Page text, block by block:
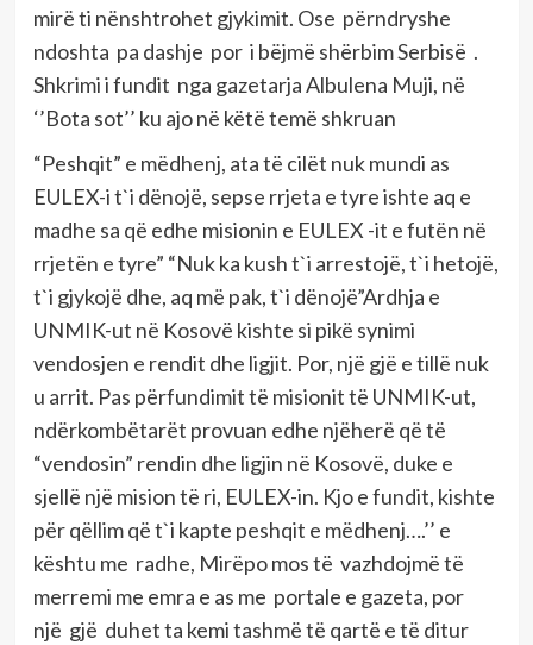
mirë ti nënshtrohet gjykimit. Ose përndryshe
ndoshta pa dashje por i bëjmë shërbim Serbisë .
Shkrimi i fundit nga gazetarja Albulena Muji, në
‘’Bota sot’’ ku ajo në këtë temë shkruan
“Peshqit” e mëdhenj, ata të cilët nuk mundi as
EULEX-i t`i dënojë, sepse rrjeta e tyre ishte aq e
madhe sa që edhe misionin e EULEX -it e futën në
rrjetën e tyre” “Nuk ka kush t`i arrestojë, t`i hetojë,
t`i gjykojë dhe, aq më pak, t`i dënojë”Ardhja e
UNMIK-ut në Kosovë kishte si pikë synimi
vendosjen e rendit dhe ligjit. Por, një gjë e tillë nuk
u arrit. Pas përfundimit të misionit të UNMIK-ut,
ndërkombëtarët provuan edhe njëherë që të
“vendosin” rendin dhe ligjin në Kosovë, duke e
sjellë një mision të ri, EULEX-in. Kjo e fundit, kishte
për qëllim që t`i kapte peshqit e mëdhenj….’’ e
kështu me radhe, Mirëpo mos të vazhdojmë të
merremi me emra e as me portale e gazeta, por
një gjë duhet ta kemi tashmë të qartë e të ditur